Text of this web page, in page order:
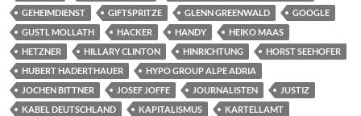
GEHEIMDIENST
GIFTSPRITZE GLENN GREENWALD
GOOGLE
GUSTL MOLLATH
HACKER HANDY
HEIKO MAAS
HETZNER
HILLARY CLINTON HINRICHTUNG
HORST SEEHOFER
HUBERT HADERTHAUER
HYPO GROUP ALPE ADRIA
JOCHEN BITTNER
JOSEF JOFFE JOURNALISTEN
JUSTIZ
KABEL DEUTSCHLAND
KAPITALISMUS
KARTELLAMT